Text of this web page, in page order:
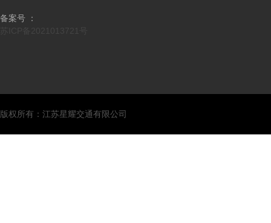
备案号 ：
版权所有：江苏星耀交通有限公司